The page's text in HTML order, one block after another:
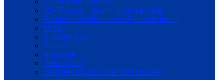
Eltern-Kind-Turnen
50+ Fitness – fit und stark mit Steffi
Gesundheitsorientiertes Fitnesstraining
Yoga
Kinderturnen
Pilates
Rückenfit
Reha-Sport
Seniorensport Locker vom Hocker